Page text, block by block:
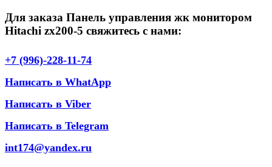
Для заказа Панель управления жк монитором
Hitachi zx200-5 свяжитесь с нами:
+7 (996)-228-11-74
Написать в WhatApp
Написать в Viber
Написать в Telegram
int174@yandex.ru